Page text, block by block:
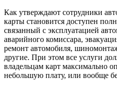
Как утверждают сотрудники
карты становится доступен
связанный с эксплуатацией
аварийного комиссара,
ремонт автомобиля,
другие. При этом все услуги
владельцам карт максимально
небольшую плату, или вообще